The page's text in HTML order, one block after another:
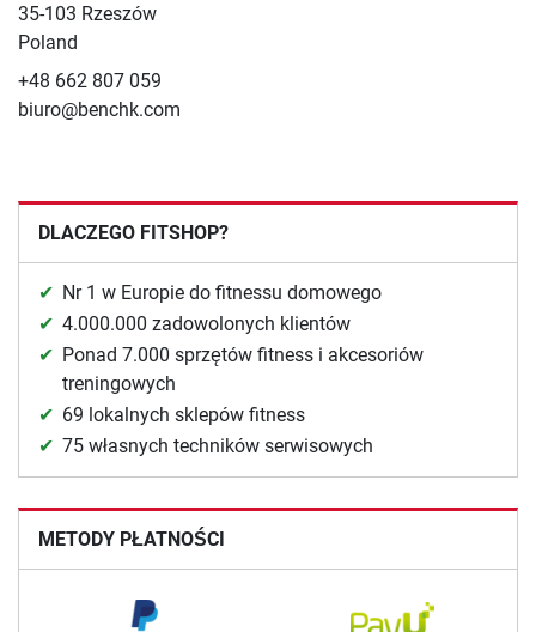
35-103 Rzeszów
Poland
+48 662 807 059
biuro@benchk.com
DLACZEGO FITSHOP?
Nr 1 w Europie do fitnessu domowego
4.000.000 zadowolonych klientów
Ponad 7.000 sprzętów fitness i akcesoriów
treningowych
69 lokalnych sklepów fitness
75 własnych techników serwisowych
METODY PŁATNOŚCI